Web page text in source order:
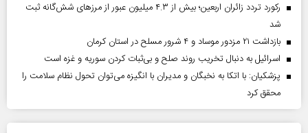
رکورد تردد زائران اربعین؛ بیش از ۴.۳ میلیون عبور از مرزهای شش‌گانه ثبت
شد
بازداشت ۲۱ مزدور موساد و ۴ شرور مسلح در استان کرمان
اسرائیل به دنبال تخریب روند صلح و بی‌ثبات کردن سوریه و غزه است
پزشکیان: با اتکا به نخبگان و مدیران با انگیزه می‌توان تحول نظام سلامت را
محقق کرد